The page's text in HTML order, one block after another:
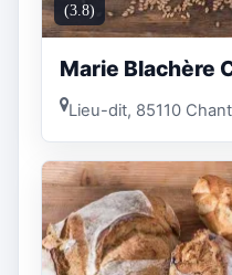
(3.8)
Marie Blachère
Lieu-dit, 85110